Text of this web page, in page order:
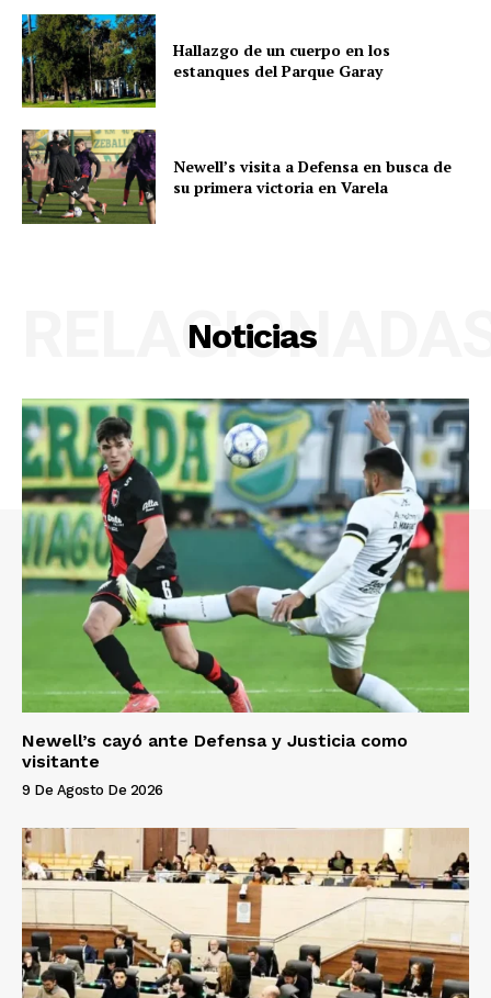
Hallazgo de un cuerpo en los
estanques del Parque Garay
Newell’s visita a Defensa en busca de
su primera victoria en Varela
Noticias
Newell’s cayó ante Defensa y Justicia como
visitante
9 De Agosto De 2026